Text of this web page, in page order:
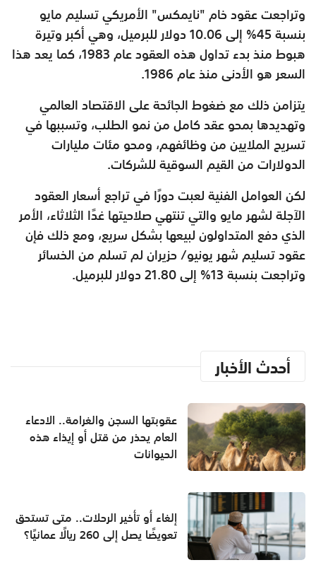
وتراجعت عقود خام "نايمكس" الأمريكي تسليم مايو
بنسبة 45% إلى 10.06 دولار للبرميل، وهي أكبر وتيرة
هبوط منذ بدء تداول هذه العقود عام 1983، كما يعد هذا
السعر هو الأدنى منذ عام 1986.
يتزامن ذلك مع ضغوط الجائحة على الاقتصاد العالمي
وتهديدها بمحو عقد كامل من نمو الطلب، وتسببها في
تسريح الملايين من وظائفهم، ومحو مئات مليارات
الدولارات من القيم السوقية للشركات.
لكن العوامل الفنية لعبت دورًا في تراجع أسعار العقود
الآجلة لشهر مايو والتي تنتهي صلاحيتها غدًا الثلاثاء، الأمر
الذي دفع المتداولون لبيعها بشكل سريع، ومع ذلك فإن
عقود تسليم شهر يونيو/ حزيران لم تسلم من الخسائر
وتراجعت بنسبة 13% إلى 21.80 دولار للبرميل.
أحدث الأخبار
عقوبتها السجن والغرامة.. الادعاء
العام يحذر من قتل أو إيذاء هذه
الحيوانات
إلغاء أو تأخير الرحلات.. متى تستحق
تعويضًا يصل إلى 260 ريالًا عمانيًا؟